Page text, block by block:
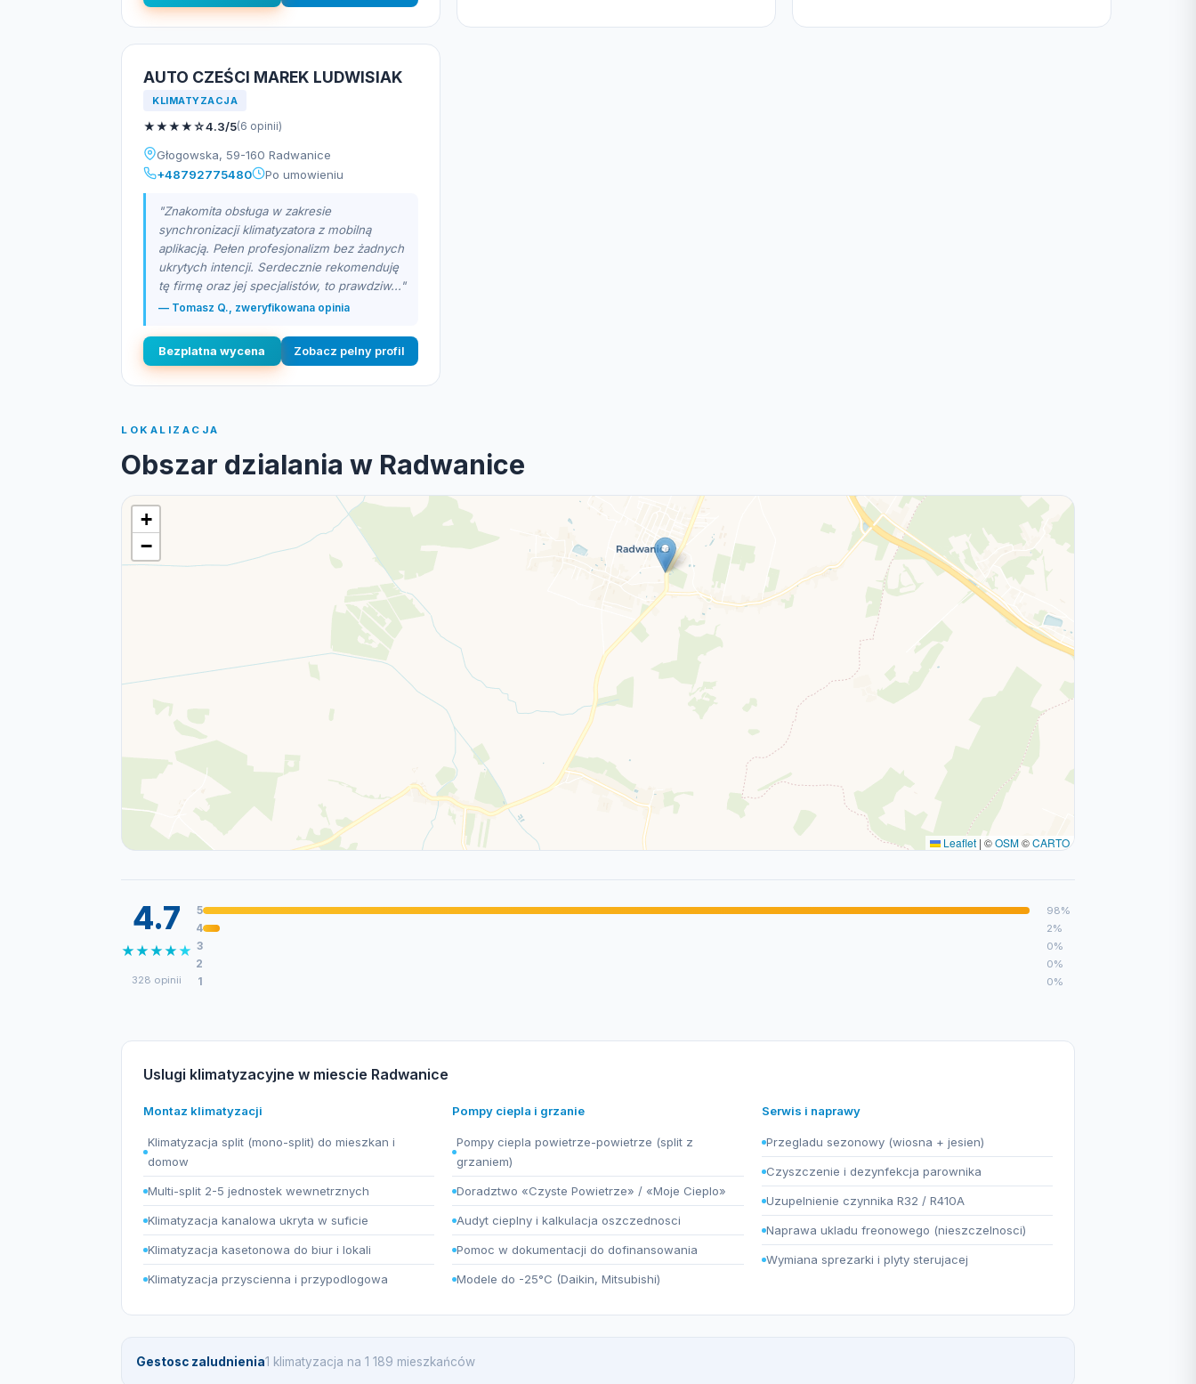
AUTO CZEŚCI MAREK LUDWISIAK
KLIMATYZACJA
★★★★☆4.3/5(6 opinii)
Głogowska, 59-160 Radwanice
+48792775480
Po umowieniu
"Znakomita obsługa w zakresie
synchronizacji klimatyzatora z mobilną
aplikacją. Pełen profesjonalizm bez żadnych
ukrytych intencji. Serdecznie rekomenduję
tę firmę oraz jej specjalistów, to prawdziw..."
— Tomasz Q., zweryfikowana opinia
Bezplatna wycena Zobacz pelny profil
LOKALIZACJA
Obszar dzialania w Radwanice
+
−
Leaflet | ©OSM©CARTO
4.7
★★★★★
328 opinii
5 98%
4 2%
3 0%
2 0%
1 0%
Uslugi klimatyzacyjne w miescie Radwanice
Montaz klimatyzacji
Klimatyzacja split (mono-split) do mieszkan i
domow
Multi-split 2-5 jednostek wewnetrznych
Klimatyzacja kanalowa ukryta w suficie
Klimatyzacja kasetonowa do biur i lokali
Klimatyzacja przyscienna i przypodlogowa
Pompy ciepla i grzanie
Pompy ciepla powietrze-powietrze (split z
grzaniem)
Doradztwo «Czyste Powietrze» / «Moje Cieplo»
Audyt cieplny i kalkulacja oszczednosci
Pomoc w dokumentacji do dofinansowania
Modele do -25°C (Daikin, Mitsubishi)
Serwis i naprawy
Przegladu sezonowy (wiosna + jesien)
Czyszczenie i dezynfekcja parownika
Uzupelnienie czynnika R32 / R410A
Naprawa ukladu freonowego (nieszczelnosci)
Wymiana sprezarki i plyty sterujacej
Gestosc zaludnienia1 klimatyzacja na 1 189 mieszkańców